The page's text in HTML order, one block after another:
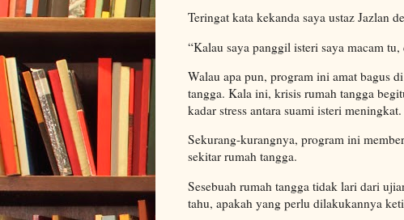
Teringat kata kekanda saya ustaz Jazlan
“Kalau saya panggil isteri saya macam
Walau apa pun, program ini amat bagus
tangga. Kala ini, krisis rumah tangga
kadar stress antara suami isteri meningkat.
Sekurang-kurangnya, program ini
sekitar rumah tangga.
Sesebuah rumah tangga tidak lari dari
tahu, apakah yang perlu dilakukannya